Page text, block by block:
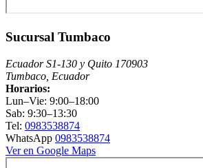
Sucursal Tumbaco
Ecuador S1-130 y Quito 170903
Tumbaco, Ecuador
Horarios:
Lun–Vie: 9:00–18:00
Sab: 9:30–13:30
Tel: 0983538874
WhatsApp 0983538874
Ver en Google Maps